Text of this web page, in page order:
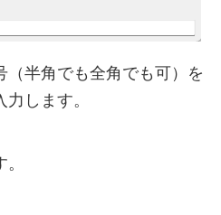
半角でも全角でも可）を
します。